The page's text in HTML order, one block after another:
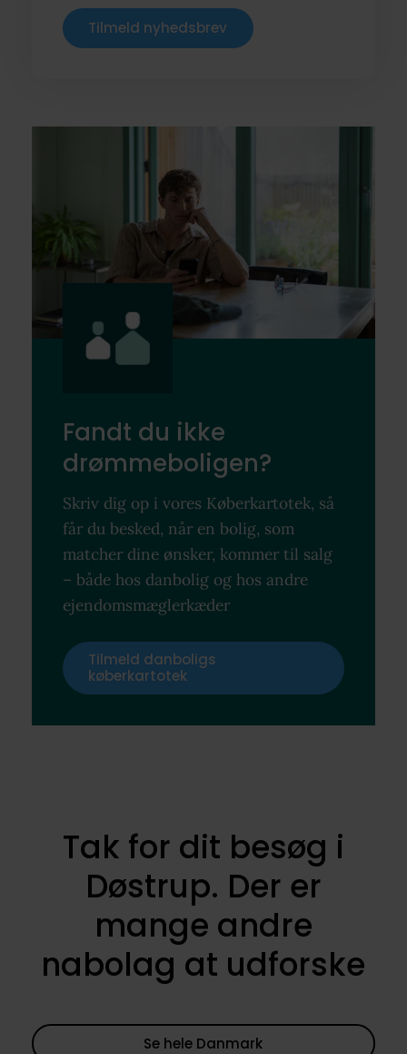
Tilmeld nyhedsbrev
Fandt du ikke
drømmeboligen?
Skriv dig op i vores Køberkartotek, så
får du besked, når en bolig, som
matcher dine ønsker, kommer til salg
– både hos danbolig og hos andre
ejendomsmæglerkæder
Tilmeld danboligs
køberkartotek
Tak for dit besøg i
Døstrup. Der er
mange andre
nabolag at udforske
Se hele Danmark